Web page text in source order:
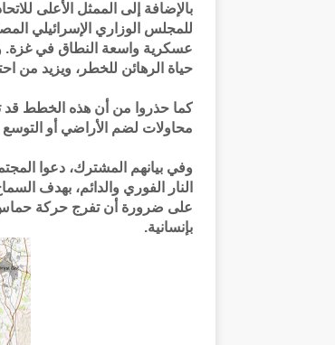
بالإضافة إلى الممثل الأعلى
عسكرية واسعة النطاق في غزة.
حياة الرهائن للخطر، ويزيد من
كما حذروا من أن هذه الخطط قد
محاولات لضم الأراضي أو التوسع
وفي بيانهم المشترك، دعوا
النار الفوري والدائم، بهدف
على ضرورة أن تفرج حركة
بإنسانية.